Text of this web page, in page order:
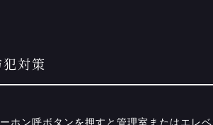
対策
ホン呼ボタンを押すと管理室またはエレ